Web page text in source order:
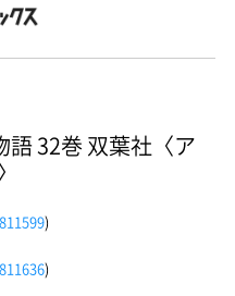
語 32巻 双葉社〈ア
)
)